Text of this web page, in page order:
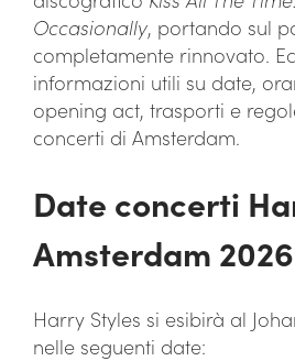
Occasionally, portando sul
completamente rinnovato.
informazioni utili su date,
opening act, trasporti e
concerti di Amsterdam.
Date concerti
Amsterdam 2026
Harry Styles si esibirà al
nelle seguenti date: